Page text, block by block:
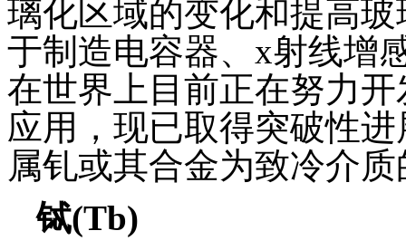
璃化区域的变化和提高
于制造电容器、x射线增
在世界上目前正在努力
应用，现已取得突破性
属钆或其合金为致冷介
铽(Tb)